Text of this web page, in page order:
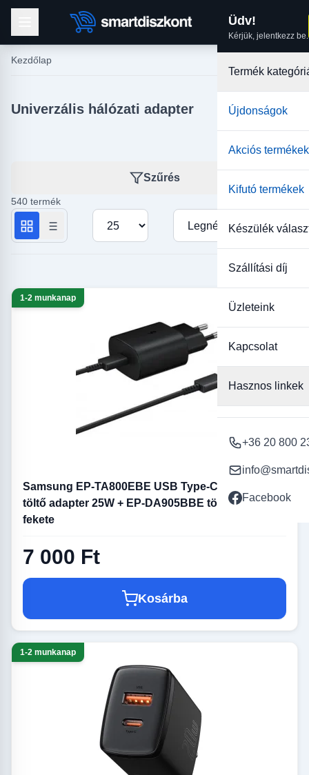
Üdv!
Kérjük, jelentkezz be.
Termék
Újdonságok
Akciós termékek
Kifutó termékek
Készülék
Szállítási díj
Üzleteink
Kapcsolat
Hasznos linkek
+36 20 800
Facebook
Kezdőlap
Univerzális hálózati adapter
Szűrés
540 termék
Termékek száma oldalanként
Rendezés
1-2 munkanap
Samsung EP-TA800EBE USB Type-C hálózati
töltő adapter 25W + EP-DA905BBE töltő kábel
fekete
7 000 Ft
Kosárba
1-2 munkanap